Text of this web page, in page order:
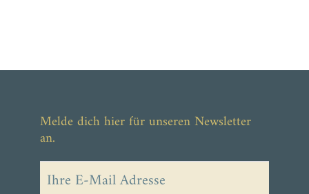
Melde dich hier für unseren Newsletter
an.